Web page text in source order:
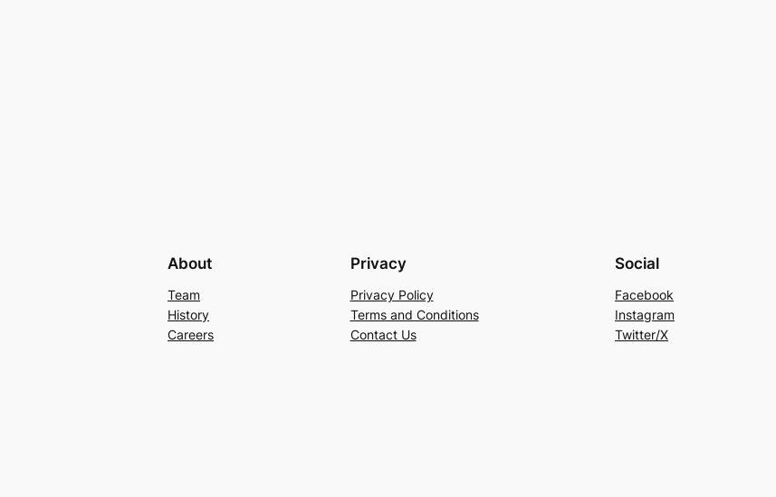
About
Team
History
Careers
Privacy
Privacy Policy
Terms and Conditions
Contact Us
Social
Facebook
Instagram
Twitter/X